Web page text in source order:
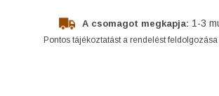
A csomagot megkapja: 1-3
Pontos tájékoztatást a rendelést